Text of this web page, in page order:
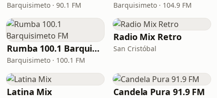
Barquisimeto · 90.1 FM Barquisimeto · 104.9 FM
Rumba 100.1 Barquisimeto FM
Barquisimeto · 100.1 FM
Radio Mix Retro
San Cristóbal
Latina Mix Candela Pura 91.9 FM